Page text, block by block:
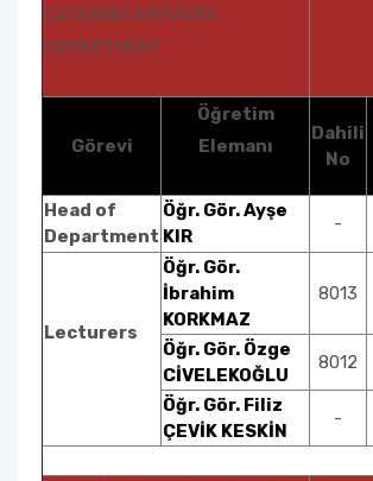
CATERING SERVICES
DEPARTMENT
Görevi
Öğretim
Elemanı
Dahili
No
Head of
Department
Öğr. Gör. Ayşe
KIR
-
Lecturers
Öğr. Gör.
İbrahim
KORKMAZ
8013
Öğr. Gör. Özge
CİVELEKOĞLU
8012
Öğr. Gör. Filiz
ÇEVİK KESKİN
-